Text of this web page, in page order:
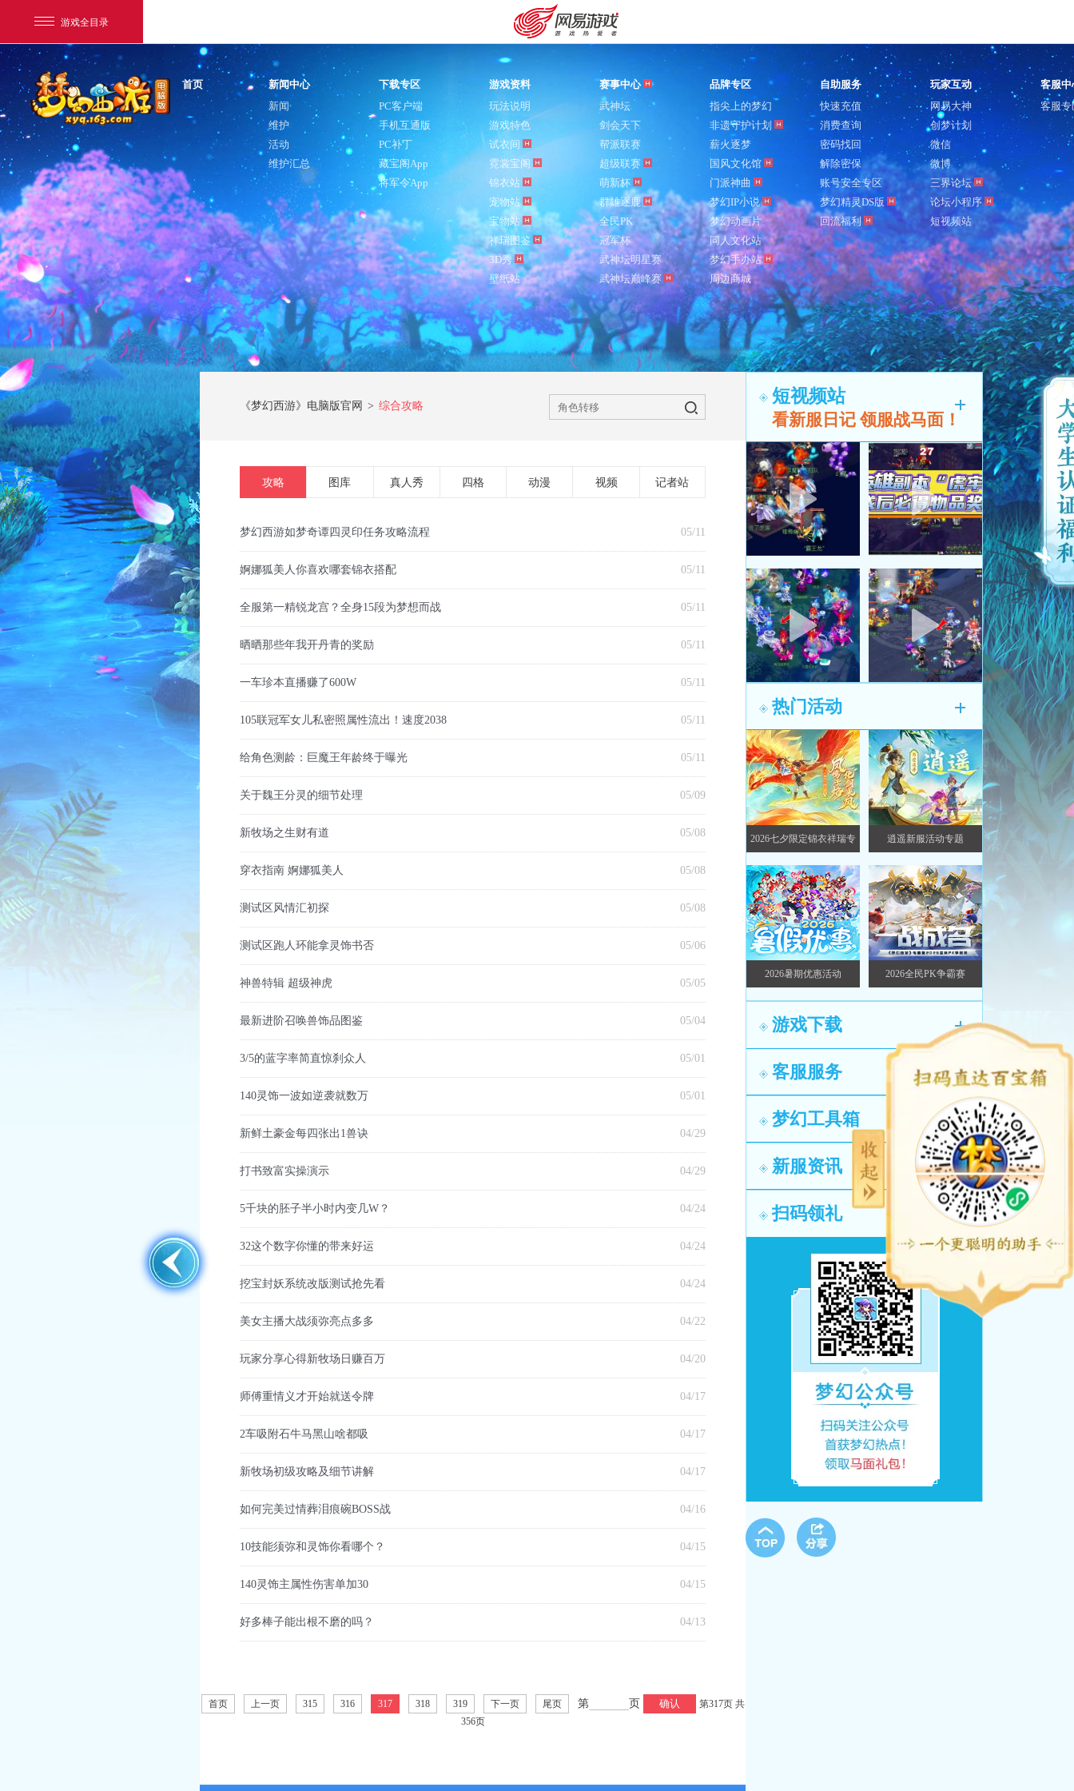
游戏全目录
网易游戏
游戏爱好者
我的足迹： 梦幻西游电脑版
购卡充值 客服中心
首页 新闻中心 下载专区 游戏资料 赛事中心 品牌专区 自助服务 玩家互动
客服中
新闻
维护
活动
维护汇总
PC客户端
手机互通版
PC补丁
藏宝阁App
将军令App
玩法说明
游戏特色
试衣间
霓裳宝阁
锦衣站
宠物站
宝物站
祥瑞图鉴
3D秀
壁纸站
武神坛
剑会天下
帮派联赛
超级联赛
萌新杯
群雄逐鹿
全民PK
冠军杯
武神坛明星赛
武神坛巅峰赛
指尖上的梦幻
非遗守护计划
薪火逐梦
国风文化馆
门派神曲
梦幻IP小说
梦幻动画片
同人文化站
梦幻手办站
周边商城
快速充值
消费查询
密码找回
解除密保
账号安全专区
梦幻精灵DS版
回流福利
网易大神
创梦计划
微信
微博
三界论坛
论坛小程序
短视频站
客服专
《梦幻西游》电脑版官网 > 综合攻略
攻略 图库 真人秀 四格 动漫 视频 记者站
梦幻西游如梦奇谭四灵印任务攻略流程 05/11
婀娜狐美人你喜欢哪套锦衣搭配 05/11
全服第一精锐龙宫？全身15段为梦想而战 05/11
晒晒那些年我开丹青的奖励 05/11
一车珍本直播赚了600W 05/11
105联冠军女儿私密照属性流出！速度2038 05/11
给角色测龄：巨魔王年龄终于曝光 05/11
关于魏王分灵的细节处理 05/09
新牧场之生财有道 05/08
穿衣指南 婀娜狐美人 05/08
测试区风情汇初探 05/08
测试区跑人环能拿灵饰书否 05/06
神兽特辑 超级神虎 05/05
最新进阶召唤兽饰品图鉴 05/04
3/5的蓝字率简直惊刹众人 05/01
140灵饰一波如逆袭就数万 05/01
新鲜土豪金每四张出1兽诀 04/29
打书致富实操演示 04/29
5千块的胚子半小时内变几W？ 04/24
32这个数字你懂的带来好运 04/24
挖宝封妖系统改版测试抢先看 04/24
美女主播大战须弥亮点多多 04/22
玩家分享心得新牧场日赚百万 04/20
师傅重情义才开始就送令牌 04/17
2车吸附石牛马黑山啥都吸 04/17
新牧场初级攻略及细节讲解 04/17
如何完美过情葬泪痕碗BOSS战 04/16
10技能须弥和灵饰你看哪个？ 04/15
140灵饰主属性伤害单加30 04/15
好多棒子能出根不磨的吗？ 04/13
首页 上一页 315 316 317 318 319 下一页 尾页 第 页 确认
第317页 共
356页
短视频站
看新服日记 领服战马面！
热门活动
2026七夕限定锦衣祥瑞专
题
逍遥新服活动专题
2026暑期优惠活动 2026全民PK争霸赛
游戏下载
客服服务
梦幻工具箱
新服资讯
扫码领礼
山河社稷【东风御剑】
2026年7月31日中午12:00